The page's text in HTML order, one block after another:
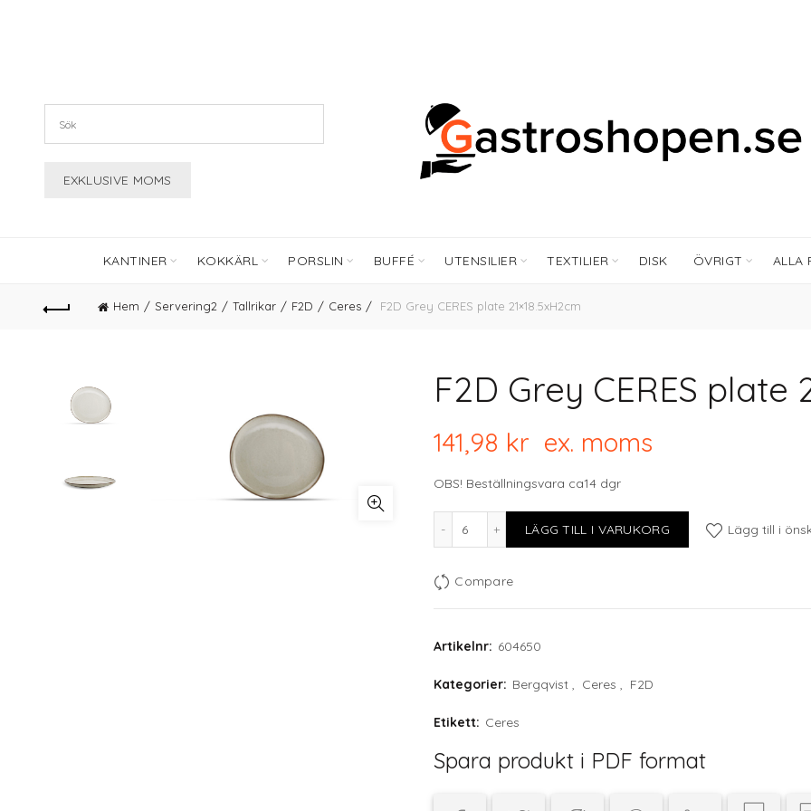
KANTINER KOKKÄRL PORSLIN BUFFÉ UTENSILIER TEXTILIER DISK ÖVRIGT ALLA
Hem Servering2 Tallrikar F2D Ceres F2D Grey CERES plate 21×18.5xH2cm
F2D Grey CERES plate
141,98 kr ex. moms
OBS! Beställningsvara ca14 dgr
F2D Grey CERES plate 21x18.5xH2cm mängd
LÄGG TILL I VARUKORG Lägg till i
Compare
Artikelnr: 604650
Kategorier: Bergqvist , Ceres , F2D
Etikett: Ceres
Spara produkt i PDF format